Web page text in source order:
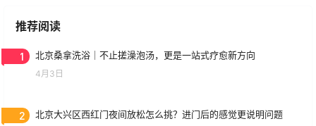
推荐阅读
1 北京桑拿洗浴｜不止搓澡泡汤，更是一站式疗愈新方向
4月3日
2 北京大兴区西红门夜间放松怎么挑？进门后的感觉更说明问题